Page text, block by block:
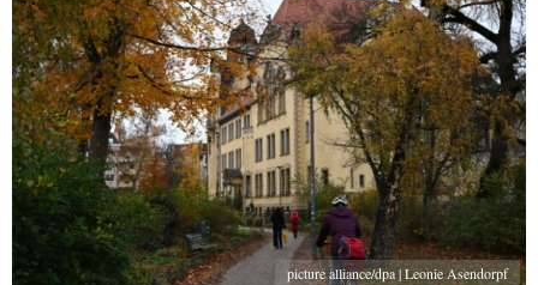
picture alliance/dpa | Leonie Asendorpf